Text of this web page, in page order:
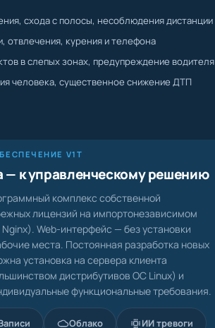
подтвердить или опровергнуть
нарушения
— к управленческому решению
лицензий на импортонезависимом
Web-интерфейс — без установки
места. Постоянная разработка новых
установка на сервера клиента
дистрибутивов ОС Linux) и
функциональные требования.